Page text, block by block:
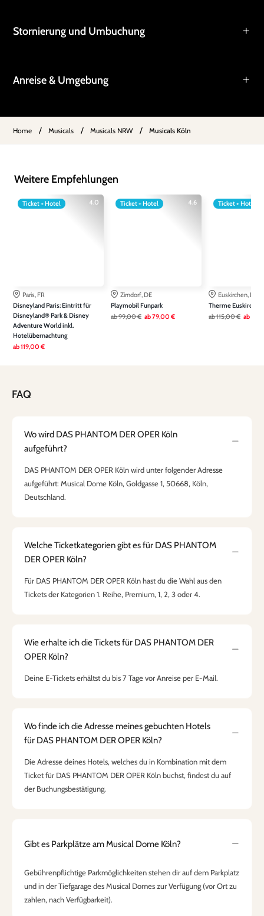
Stornierung und Umbuchung
Anreise & Umgebung
Home / Musicals / Musicals NRW / Musicals Köln
Weitere Empfehlungen
4.0
Ticket + Hotel
Paris, FR
Disneyland Paris: Eintritt für
Disneyland® Park & Disney
Adventure World inkl.
Hotelübernachtung
ab119,00 €
4.6
Ticket + Hotel
Zirndorf, DE
Playmobil Funpark
ab99,00 € ab79,00 €
Ticket + Hotel
Euskirchen, DE
Therme Euskirchen
ab115,00 € ab
FAQ
Wo wird DAS PHANTOM DER OPER Köln
aufgeführt?
DAS PHANTOM DER OPER Köln wird unter folgender Adresse
aufgeführt: Musical Dome Köln, Goldgasse 1, 50668, Köln,
Deutschland.
Welche Ticketkategorien gibt es für DAS PHANTOM
DER OPER Köln?
Für DAS PHANTOM DER OPER Köln hast du die Wahl aus den
Tickets der Kategorien 1. Reihe, Premium, 1, 2, 3 oder 4.
Wie erhalte ich die Tickets für DAS PHANTOM DER
OPER Köln?
Deine E-Tickets erhältst du bis 7 Tage vor Anreise per E-Mail.
Wo finde ich die Adresse meines gebuchten Hotels
für DAS PHANTOM DER OPER Köln?
Die Adresse deines Hotels, welches du in Kombination mit dem
Ticket für DAS PHANTOM DER OPER Köln buchst, findest du auf
der Buchungsbestätigung.
Gibt es Parkplätze am Musical Dome Köln?
Gebührenpflichtige Parkmöglichkeiten stehen dir auf dem Parkplatz
und in der Tiefgarage des Musical Domes zur Verfügung (vor Ort zu
zahlen, nach Verfügbarkeit).